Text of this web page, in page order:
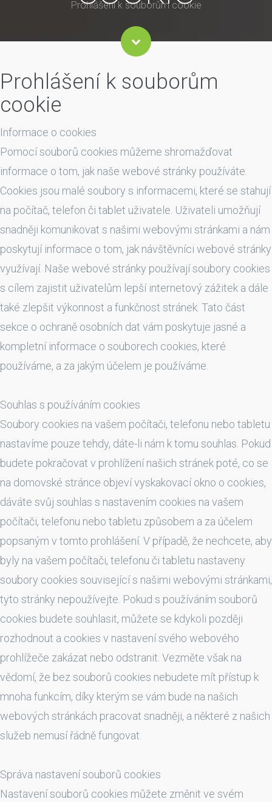
Prohlášení k souborům cookie
Prohlášení k souborům
cookie
Informace o cookies
Pomocí souborů cookies můžeme shromažďovat
informace o tom, jak naše webové stránky používáte.
Cookies jsou malé soubory s informacemi, které se stahují
na počítač, telefon či tablet uživatele. Uživateli umožňují
snadněji komunikovat s našimi webovými stránkami a nám
poskytují informace o tom, jak návštěvníci webové stránky
využívají. Naše webové stránky používají soubory cookies
s cílem zajistit uživatelům lepší internetový zážitek a dále
také zlepšit výkonnost a funkčnost stránek. Tato část
sekce o ochraně osobních dat vám poskytuje jasné a
kompletní informace o souborech cookies, které
používáme, a za jakým účelem je používáme.
Souhlas s používáním cookies
Soubory cookies na vašem počítači, telefonu nebo tabletu
nastavíme pouze tehdy, dáte-li nám k tomu souhlas. Pokud
budete pokračovat v prohlížení našich stránek poté, co se
na domovské stránce objeví vyskakovací okno o cookies,
dáváte svůj souhlas s nastavením cookies na vašem
počítači, telefonu nebo tabletu způsobem a za účelem
popsaným v tomto prohlášení. V případě, že nechcete, aby
byly na vašem počítači, telefonu či tabletu nastaveny
soubory cookies související s našimi webovými stránkami,
tyto stránky nepoužívejte. Pokud s používáním souborů
cookies budete souhlasit, můžete se kdykoli později
rozhodnout a cookies v nastavení svého webového
prohlížeče zakázat nebo odstranit. Vezměte však na
vědomí, že bez souborů cookies nebudete mít přístup k
mnoha funkcím, díky kterým se vám bude na našich
webových stránkách pracovat snadněji, a některé z našich
služeb nemusí řádně fungovat.
Správa nastavení souborů cookies
Nastavení souborů cookies můžete změnit ve svém